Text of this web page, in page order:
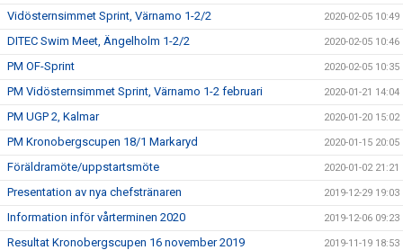
Vidösternsimmet Sprint, Värnamo 1-2/2 2020-02-05 10:49
DITEC Swim Meet, Ängelholm 1-2/2 2020-02-05 10:46
PM OF-Sprint 2020-02-05 10:35
PM Vidösternsimmet Sprint, Värnamo 1-2 februari 2020-01-21 14:04
PM UGP 2, Kalmar 2020-01-20 15:02
PM Kronobergscupen 18/1 Markaryd 2020-01-15 20:05
Föräldramöte/uppstartsmöte 2020-01-02 21:21
Presentation av nya chefstränaren 2019-12-29 19:03
Information inför vårterminen 2020 2019-12-06 09:23
Resultat Kronobergscupen 16 november 2019 2019-11-19 18:53